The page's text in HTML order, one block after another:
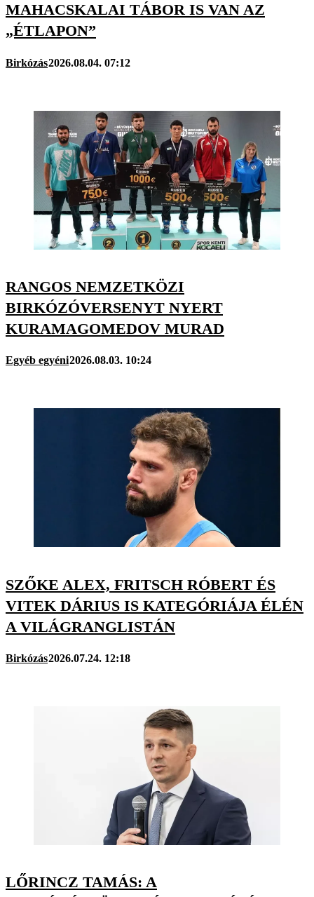
MAHACSKALAI TÁBOR IS VAN AZ
„ÉTLAPON”
Birkózás2026.08.04. 07:12
RANGOS NEMZETKÖZI
BIRKÓZÓVERSENYT NYERT
KURAMAGOMEDOV MURAD
Egyéb egyéni2026.08.03. 10:24
SZŐKE ALEX, FRITSCH RÓBERT ÉS
VITEK DÁRIUS IS KATEGÓRIÁJA ÉLÉN
A VILÁGRANGLISTÁN
Birkózás2026.07.24. 12:18
LŐRINCZ TAMÁS: A